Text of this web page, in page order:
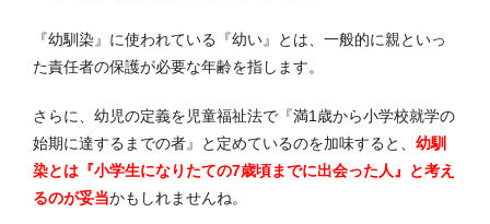
『幼馴染』に使われている『幼い』とは、一般的に親といっ
た責任者の保護が必要な年齢を指します。
さらに、幼児の定義を児童福祉法で『満1歳から小学校就学の
始期に達するまでの者』と定めているのを加味すると、 幼馴
染とは『小学生になりたての7歳頃までに出会った人』と考え
るのが妥当かもしれませんね。